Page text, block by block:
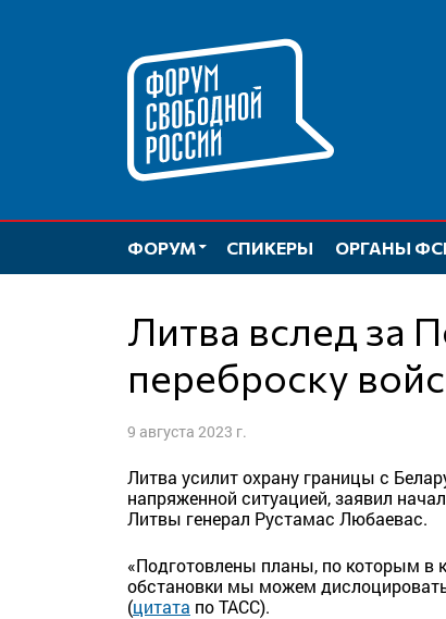
ФОРУМ СПИКЕРЫ ОРГАНЫ
Литва вслед за Польшей готовит
переброску
9 августа 2023 г.
Литва усилит охрану границы с
напряженной ситуацией, заявил
Литвы генерал Рустамас Любаевас.
«Подготовлены планы, по которым в
обстановки мы можем
(цитата по ТАСС).